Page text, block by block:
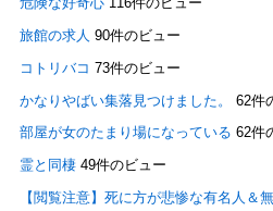
旅館の求人 90件のビュー
コトリバコ 73件のビュー
かなりやばい集落見つけました。
62件
部屋が女のたまり場になっている 62件
霊と同棲 49件のビュー
【閲覧注意】死に方が悲惨な有名人＆